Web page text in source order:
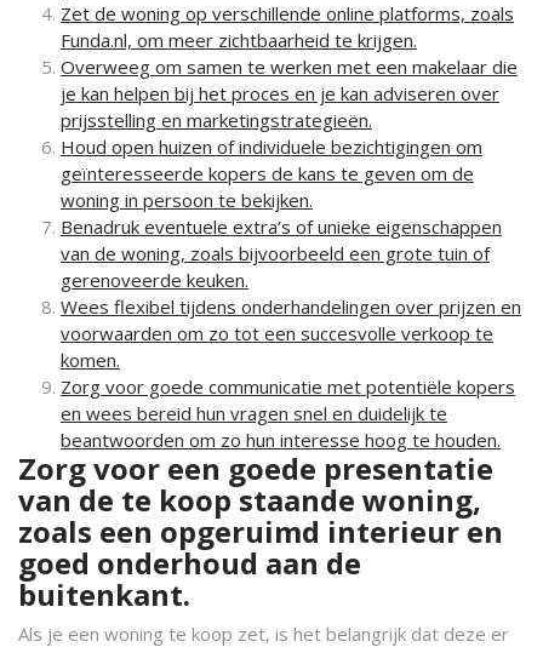
Zet de woning op verschillende online platforms, zoals
Funda.nl, om meer zichtbaarheid te krijgen.
Overweeg om samen te werken met een makelaar die
je kan helpen bij het proces en je kan adviseren over
prijsstelling en marketingstrategieën.
Houd open huizen of individuele bezichtigingen om
geïnteresseerde kopers de kans te geven om de
woning in persoon te bekijken.
Benadruk eventuele extra’s of unieke eigenschappen
van de woning, zoals bijvoorbeeld een grote tuin of
gerenoveerde keuken.
Wees flexibel tijdens onderhandelingen over prijzen en
voorwaarden om zo tot een succesvolle verkoop te
komen.
Zorg voor goede communicatie met potentiële kopers
en wees bereid hun vragen snel en duidelijk te
beantwoorden om zo hun interesse hoog te houden.
Zorg voor een goede presentatie
van de te koop staande woning,
zoals een opgeruimd interieur en
goed onderhoud aan de
buitenkant.
Als je een woning te koop zet, is het belangrijk dat deze er